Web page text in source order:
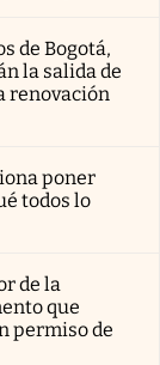
de Bogotá,
la salida de
renovación
poner
todos lo
de la
que
permiso de